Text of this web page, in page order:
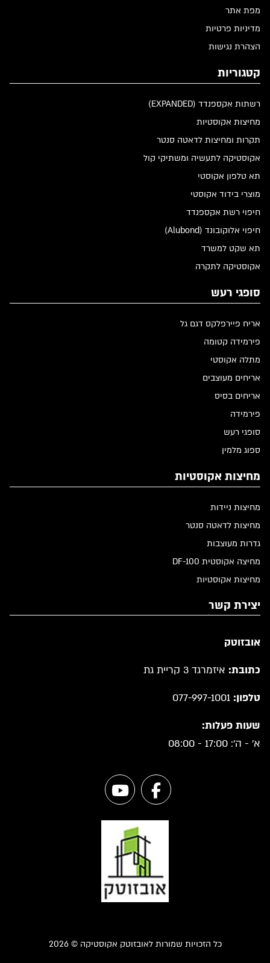
מפת אתר
מדיניות פרטיות
הצהרת נגישות
קטגוריות
רשתות אקספנדד (EXPANDED)
מחיצות אקוסטיות
תקרות ומחיצות לדאטה סנטר
אקוסטיקה לתעשיה ומשתיקי קול
תא טלפון אקוסטי
מוצרי בידוד אקוסטי
חיפוי רשת אקספנדד
חיפוי אלוקובונד (Alubond)
תא שקט למשרד
אקוסטיקה לתקרה
סופגי רעש
אריח פיירפלקס דגם גל
פירמידה קטומה
מתלה אקוסטי
אריחים מעוצבים
אריחים בסיס
פירמידה
סופגי רעש
ספוג מלמין
מחיצות אקוסטיות
מחיצות ניידות
מחיצות לדאטה סנטר
גדרות מעוצבות
מחיצה אקוסטית DF-100
מחיצות אקוסטיות
יצירת קשר
אובזוטק
כתובת: איזמרגד 3 קריית גת
טלפון: 077-997-1001
שעות פעלות:
א' - ה': 17:00 - 08:00
כל הזכויות שמורות לאובזוטק אקוסטיקה © 2026